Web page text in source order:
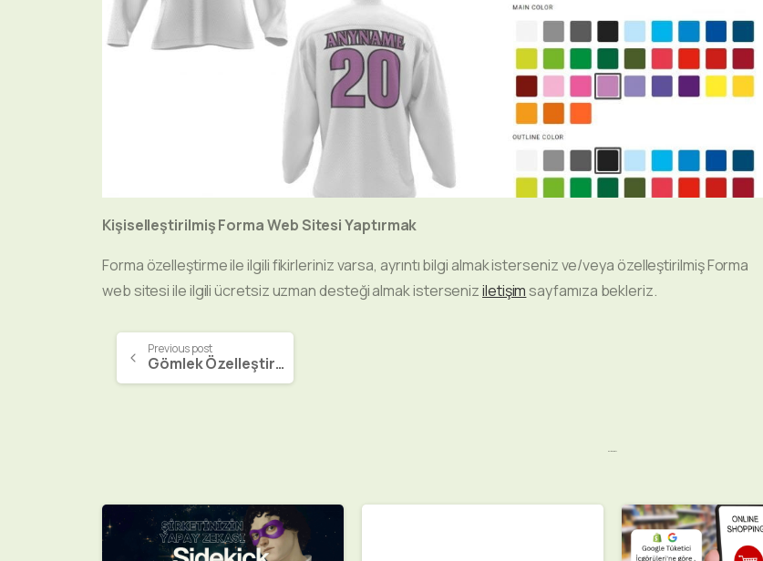
Kişiselleştirilmiş Forma Web Sitesi Yaptırmak
Forma özelleştirme ile ilgili fikirleriniz varsa, ayrıntı bilgi almak isterseniz ve/veya özelleştirilmiş Forma
web sitesi ile ilgili ücretsiz uzman desteği almak isterseniziletişimsayfamıza bekleriz.
Previous post
Gömlek Özelleştirme Web Sitesi